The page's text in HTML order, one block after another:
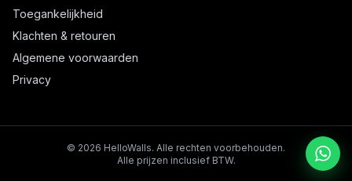
Toegankelijkheid
Klachten & retouren
Algemene voorwaarden
Privacy
© 2026 HelloWalls. Alle rechten voorbehouden.
Alle prijzen inclusief BTW.